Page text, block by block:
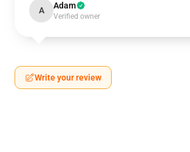
A Adam
Verified owner
Write your review